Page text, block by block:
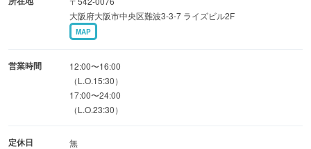
■生ビール含む2時間飲み放題
〈コース〉8品4,000円〜
〈単品〉月〜木1,580円／金土祝前日1,880円
■木の温もり溢れる店内
・掘りごたつ個室：4〜14名様
・宴会最大14名様迄
‥他、テーブル席・カウンター席を完備。
大阪府大阪市中央区難波3-3-7 ライズビル2F
MAP
営業時間
12:00〜16:00
（L.O.15:30）
17:00〜24:00
（L.O.23:30）
定休日
無